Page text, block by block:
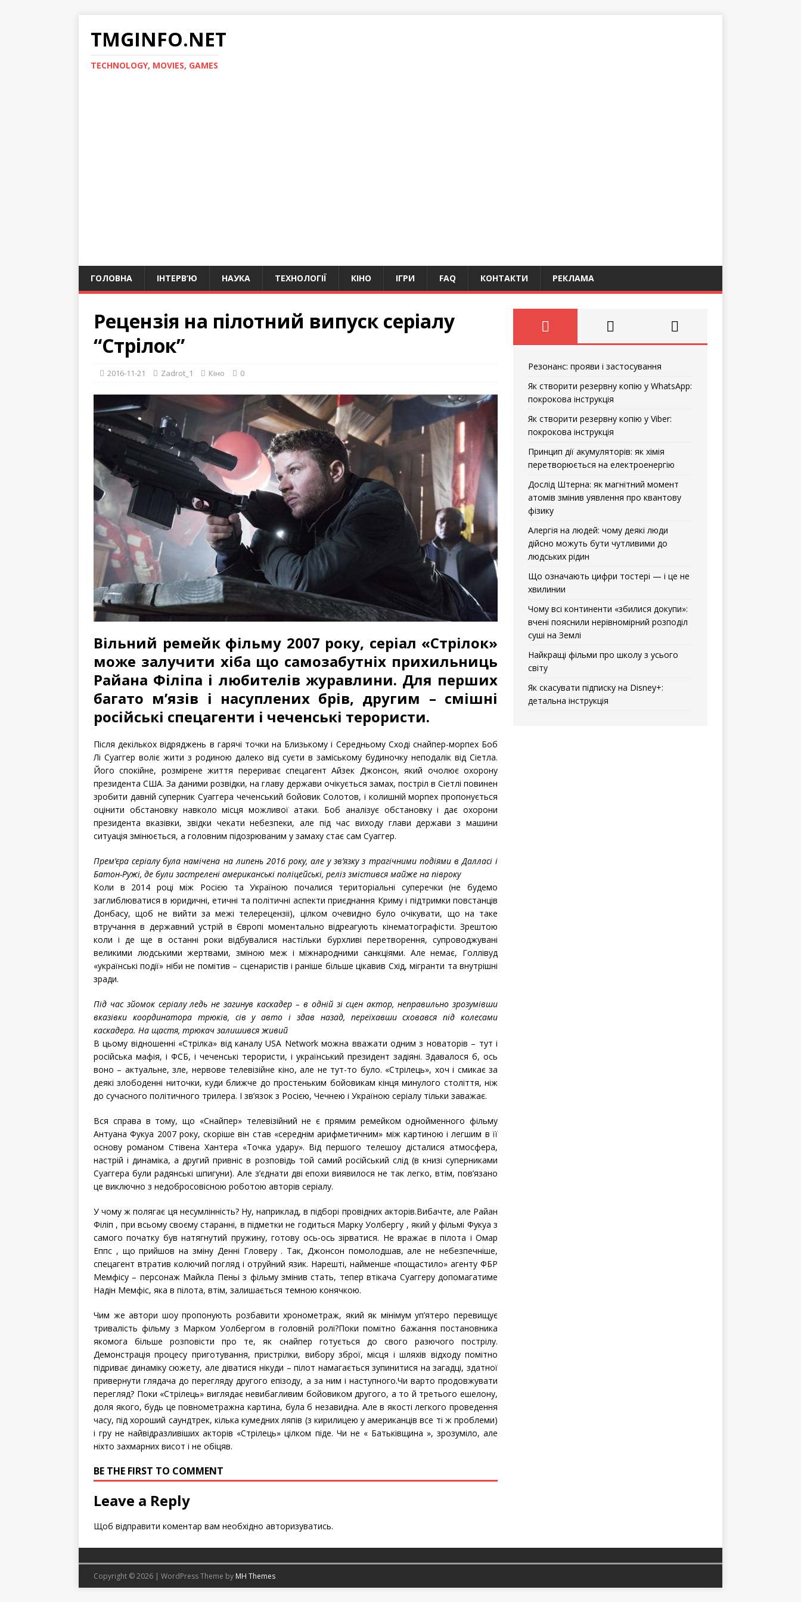
TMGINFO.NET
ТECHNOLOGY, MOVIES, GAMES
ГОЛОВНА ІНТЕРВ’Ю НАУКА ТЕХНОЛОГІЇ КІНО ІГРИ FAQ КОНТАКТИ РЕКЛАМА
Рецензія на пілотний випуск серіалу
“Стрілок”
2016-11-21 Zadrot_1 Кіно 0
Вільний ремейк фільму 2007 року, серіал «Стрілок»
може залучити хіба що самозабутніх прихильниць
Райана Філіпа і любителів журавлини. Для перших
багато м’язів і насуплених брів, другим – смішні
російські спецагенти і чеченські терористи.
Після декількох відряджень в гарячі точки на Близькому і Середньому Сході снайпер-морпех Боб
Лі Суаггер воліє жити з родиною далеко від суєти в заміському будиночку неподалік від Сіетла.
Його спокійне, розмірене життя перериває спецагент Айзек Джонсон, який очолює охорону
президента США. За даними розвідки, на главу держави очікується замах, постріл в Сіетлі повинен
зробити давній суперник Суаггера чеченський бойовик Солотов, і колишній морпех пропонується
оцінити обстановку навколо місця можливої атаки. Боб аналізує обстановку і дає охорони
президента вказівки, звідки чекати небезпеки, але під час виходу глави держави з машини
ситуація змінюється, а головним підозрюваним у замаху стає сам Суаггер.
Прем’єра серіалу була намічена на липень 2016 року, але у зв’язку з трагічними подіями в Далласі і
Батон-Ружі, де були застрелені американські поліцейські, реліз змістився майже на півроку
Коли в 2014 році між Росією та Україною почалися територіальні суперечки (не будемо
заглиблюватися в юридичні, етичні та політичні аспекти приєднання Криму і підтримки повстанців
Донбасу, щоб не вийти за межі телерецензіі), цілком очевидно було очікувати, що на таке
втручання в державний устрій в Європі моментально відреагують кінематографісти. Зрештою
коли і де ще в останні роки відбувалися настільки бурхливі перетворення, супроводжувані
великими людськими жертвами, зміною меж і міжнародними санкціями. Але немає, Голлівуд
«українські події» ніби не помітив – сценаристів і раніше більше цікавив Схід, мігранти та внутрішні
зради.
Під час зйомок серіалу ледь не загинув каскадер – в одній зі сцен актор, неправильно зрозумівши
вказівки координатора трюків, сів у авто і здав назад, переїхавши сховався під колесами
каскадера. На щастя, трюкач залишився живий
В цьому відношенні «Стрілка» від каналу USA Network можна вважати одним з новаторів – тут і
російська мафія, і ФСБ, і чеченські терористи, і український президент задіяні. Здавалося б, ось
воно – актуальне, зле, нервове телевізійне кіно, але не тут-то було. «Стрілець», хоч і смикає за
деякі злободенні ниточки, куди ближче до простеньким бойовикам кінця минулого століття, ніж
до сучасного політичного трилера. І зв’язок з Росією, Чечнею і Україною серіалу тільки заважає.
Вся справа в тому, що «Снайпер» телевізійний не є прямим ремейком однойменного фільму
Антуана Фукуа 2007 року, скоріше він став «середнім арифметичним» між картиною і легшим в її
основу романом Стівена Хантера «Точка удару». Від першого телешоу дісталися атмосфера,
настрій і динаміка, а другий привніс в розповідь той самий російський слід (в книзі суперниками
Суаггера були радянські шпигуни). Але з’єднати дві епохи виявилося не так легко, втім, пов’язано
це виключно з недобросовісною роботою авторів серіалу.
У чому ж полягає ця несумлінність? Ну, наприклад, в підборі провідних акторів.Вибачте, але Райан
Філіп , при всьому своєму старанні, в підметки не годиться Марку Уолбергу , який у фільмі Фукуа з
самого початку був натягнутий пружину, готову ось-ось зірватися. Не вражає в пілота і Омар
Еппс , що прийшов на зміну Денні Гловеру . Так, Джонсон помолодшав, але не небезпечніше,
спецагент втратив колючий погляд і отруйний язик. Нарешті, найменше «пощастило» агенту ФБР
Мемфісу – персонаж Майкла Пеньі з фільму змінив стать, тепер втікача Суаггеру допомагатиме
Надін Мемфіс, яка в пілота, втім, залишається темною конячкою.
Чим же автори шоу пропонують розбавити хронометраж, який як мінімум уп’ятеро перевищує
тривалість фільму з Марком Уолбергом в головній ролі?Поки помітно бажання постановника
якомога більше розповісти про те, як снайпер готується до свого разючого пострілу.
Демонстрація процесу приготування, пристрілки, вибору зброї, місця і шляхів відходу помітно
підриває динаміку сюжету, але діватися нікуди – пілот намагається зупинитися на загадці, здатної
привернути глядача до перегляду другого епізоду, а за ним і наступного.Чи варто продовжувати
перегляд? Поки «Стрілець» виглядає невибагливим бойовиком другого, а то й третього ешелону,
доля якого, будь це повнометражна картина, була б незавидна. Але в якості легкого проведення
часу, під хороший саундтрек, кілька кумедних ляпів (з кирилицею у американців все ті ж проблеми)
і гру не найвідразливіших акторів «Стрілець» цілком піде. Чи не « Батьківщина », зрозуміло, але
ніхто захмарних висот і не обіцяв.
BE THE FIRST TO COMMENT
Leave a Reply
Щоб відправити коментар вам необхідно авторизуватись.
Резонанс: прояви і застосування
Як створити резервну копію у WhatsApp:
покрокова інструкція
Як створити резервну копію у Viber:
покрокова інструкція
Принцип дії акумуляторів: як хімія
перетворюється на електроенергію
Дослід Штерна: як магнітний момент
атомів змінив уявлення про квантову
фізику
Алергія на людей: чому деякі люди
дійсно можуть бути чутливими до
людських рідин
Що означають цифри тостері — і це не
хвилинии
Чому всі континенти «збилися докупи»:
вчені пояснили нерівномірний розподіл
суші на Землі
Найкращі фільми про школу з усього
світу
Як скасувати підписку на Disney+:
детальна інструкція
Copyright © 2026 | WordPress Theme by MH Themes